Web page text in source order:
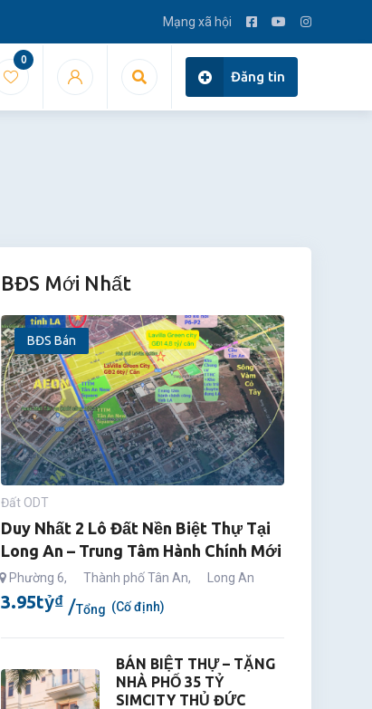
Mạng xã hội
0
Đăng tin
BĐS Mới Nhất
BĐS Bán
Đất ODT
Duy Nhất 2 Lô Đất Nền Biệt Thự Tại
Long An – Trung Tâm Hành Chính Mới
Phường 6, Thành phố Tân An, Long An
3.95tỷ₫ Tổng (Cố định)
BÁN BIỆT THỰ – TẶNG
NHÀ PHỐ 35 TỶ
SIMCITY THỦ ĐỨC